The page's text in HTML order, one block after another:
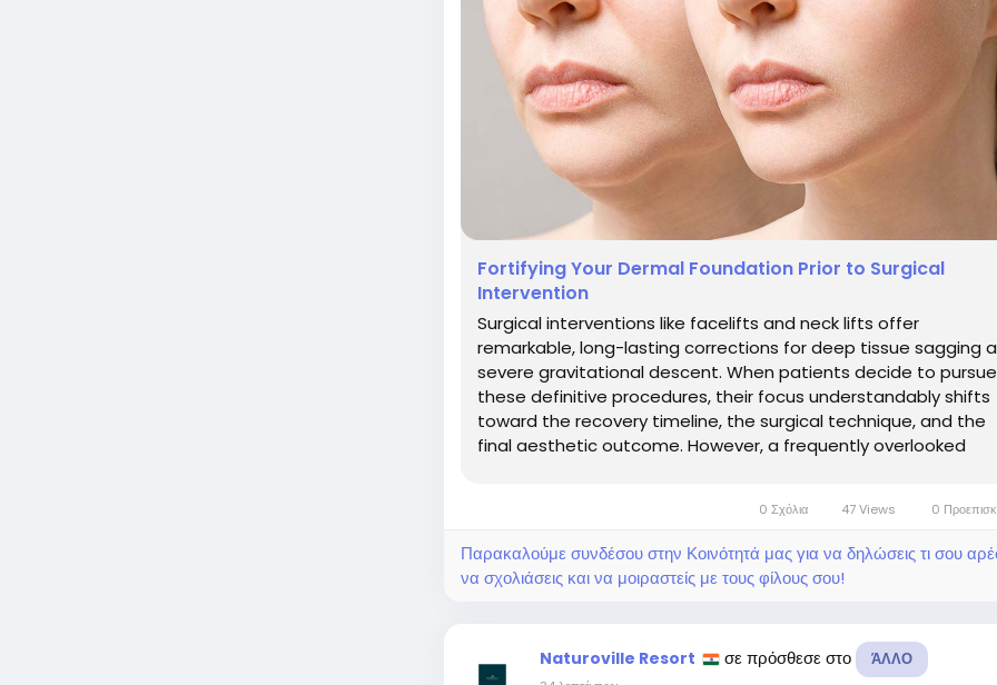
Fortifying Your Dermal Foundation Prior to Surgical
Intervention
Surgical interventions like facelifts and neck lifts offer
remarkable, long-lasting corrections for deep tissue sagging
severe gravitational descent. When patients decide to pursue
these definitive procedures, their focus understandably shifts
toward the recovery timeline, the surgical technique, and the
final aesthetic outcome. However, a frequently overlooked
0 Σχόλια 47 Views 0
Παρακαλούμε συνδέσου στην Κοινότητά μας για να δηλώσεις τι σου
να σχολιάσεις και να μοιραστείς με τους φίλους σου!
Naturoville Resort σε πρόσθεσε στο ΆΛΛΟ